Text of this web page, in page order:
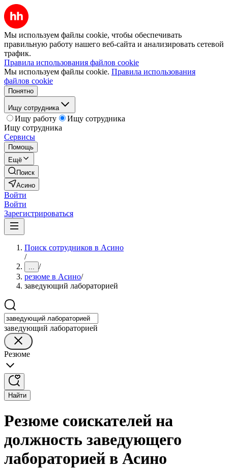
Мы используем файлы cookie, чтобы обеспечивать
правильную работу нашего веб-сайта и анализировать сетевой
трафик.
Правила использования файлов cookie
Мы используем файлы cookie. Правила использования
файлов cookie
Понятно
Ищу сотрудника
Ищу работу
Ищу сотрудника
Ищу сотрудника
Сервисы
Помощь
Ещё
Поиск
Асино
Войти
Войти
Зарегистрироваться
Поиск сотрудников в Асино
/
... /
резюме в Асино/
заведующий лабораторией
заведующий лабораторией
Резюме
Найти
Резюме соискателей на
должность заведующего
лабораторией в Асино